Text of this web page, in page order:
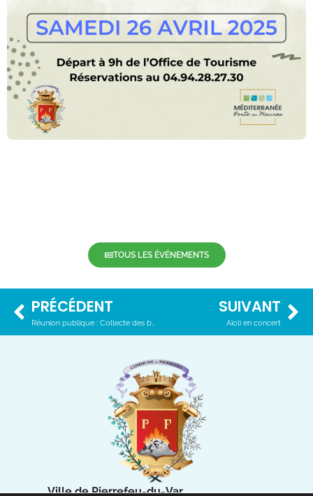
TOUS LES ÉVÉNEMENTS
PRÉCÉDENT SUIVANT
Aïoli en concert
Ville de Pierrefeu-du-Var